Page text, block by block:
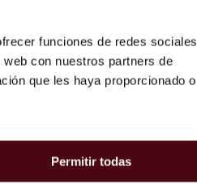
funciones de redes sociales
con nuestros partners de
que les haya proporcionado o
Permitir todas